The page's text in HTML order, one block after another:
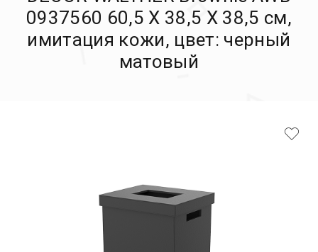
0937560 60,5 X 38,5 X 38,5 см,
имитация кожи, цвет: черный
матовый